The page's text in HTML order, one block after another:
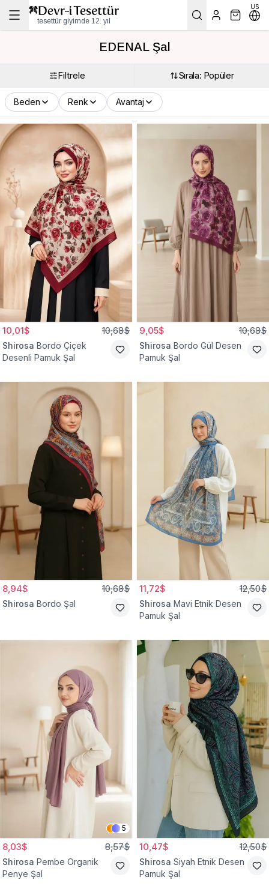
tesettür giyimde 12. yıl
US
EDENAL Şal
Filtrele Sırala: Popüler
Beden Renk Avantaj
10,01$ 10,68$
Shirosa Bordo Çiçek
Desenli Pamuk Şal
9,05$ 10,68$
Shirosa Bordo Gül Desen
Pamuk Şal
8,94$ 10,68$
Shirosa Bordo Şal
11,72$ 12,50$
Shirosa Mavi Etnik Desen
Pamuk Şal
5
8,03$ 8,57$
Shirosa Pembe Organik
Penye Şal
10,47$ 12,50$
Shirosa Siyah Etnik Desen
Pamuk Şal